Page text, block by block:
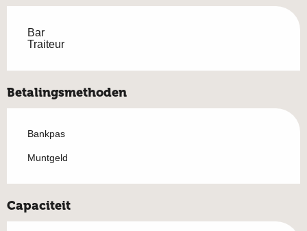
Bar
Traiteur
Betalingsmethoden
Bankpas
Muntgeld
Capaciteit